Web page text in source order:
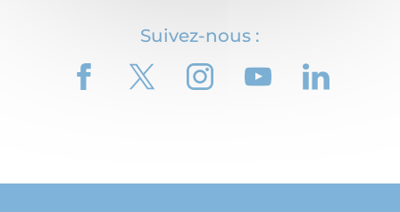
Suivez-nous :